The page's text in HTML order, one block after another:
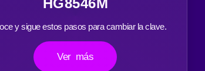
HG8546M
y sigue estos pasos para cambiar la clave.
Ver más